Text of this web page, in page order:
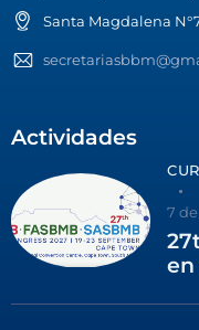
Santa Magdalena
Actividades
7
en